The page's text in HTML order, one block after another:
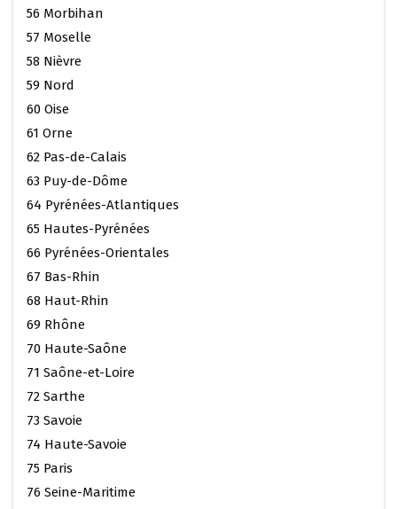
56 Morbihan
57 Moselle
58 Nièvre
59 Nord
60 Oise
61 Orne
62 Pas-de-Calais
63 Puy-de-Dôme
64 Pyrénées-Atlantiques
65 Hautes-Pyrénées
66 Pyrénées-Orientales
67 Bas-Rhin
68 Haut-Rhin
69 Rhône
70 Haute-Saône
71 Saône-et-Loire
72 Sarthe
73 Savoie
74 Haute-Savoie
75 Paris
76 Seine-Maritime